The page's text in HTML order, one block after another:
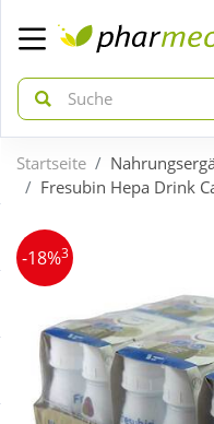
zurück
ÜBERSICHT AKTIONEN
Aktuelle Coupons
Gratis dazu
zurück
ÜBERSICHT KATEGORIEN
Bio & Genuss
Startseite
Fresubin Hepa Drink
-18%3